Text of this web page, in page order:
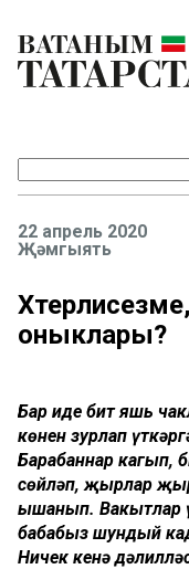
22 апрель 2020
Җәмгыять
оныклары?
Бар иде бит яшь
көнен зурлап
Барабаннар
сөйләп, җырлар
ышанып. Вакытлар
бабабыз шундый
Ничек кенә